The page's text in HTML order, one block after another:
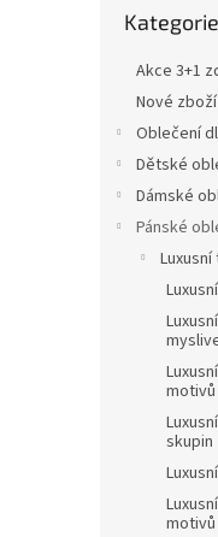
kategorie
Kategorie
Akce 3+1
Nové zboží
Oblečení
Dětské
Dámské
Pánské
motivů
skupin
motivů